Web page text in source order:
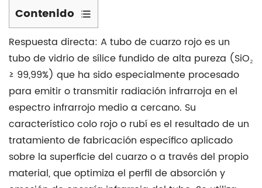
Contenido
1
Aplicaciones
principales
de
los
tubos
de
cuarzo
rojo
en
Respuesta directa: Atubo de cuarzo rojoes un
tubo de vidrio de sílice fundido de alta pureza (SiO₂
≥ 99,99%) que ha sido especialmente procesado
para emitir o transmitir radiación infrarroja en el
espectro infrarrojo medio a cercano. Su
característico colo rojo o rubí es el resultado de un
tratamiento de fabricación específico aplicado
sobre la superficie del cuarzo o a través del propio
material, que optimiza el perfil de absorción y